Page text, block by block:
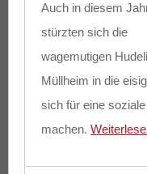
Auch in diesem
stürzten sich die
wagemutigen
Müllheim in die
sich für eine
machen.